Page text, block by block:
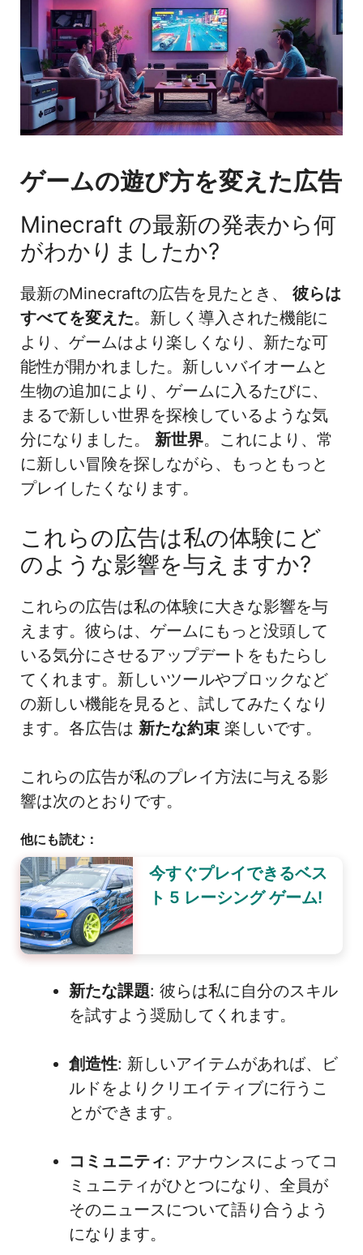
ゲームの遊び方を変えた広告
Minecraft の最新の発表から何
がわかりましたか?
最新のMinecraftの広告を見たとき、 彼らは
すべてを変えた。新しく導入された機能に
より、ゲームはより楽しくなり、新たな可
能性が開かれました。新しいバイオームと
生物の追加により、ゲームに入るたびに、
まるで新しい世界を探検しているような気
分になりました。 新世界。これにより、常
に新しい冒険を探しながら、もっともっと
プレイしたくなります。
これらの広告は私の体験にど
のような影響を与えますか?
これらの広告は私の体験に大きな影響を与
えます。彼らは、ゲームにもっと没頭して
いる気分にさせるアップデートをもたらし
てくれます。新しいツールやブロックなど
の新しい機能を見ると、試してみたくなり
ます。各広告は 新たな約束 楽しいです。
これらの広告が私のプレイ方法に与える影
響は次のとおりです。
他にも読む：
今すぐプレイできるベス
ト 5 レーシング ゲーム!
新たな課題: 彼らは私に自分のスキル
を試すよう奨励してくれます。
創造性: 新しいアイテムがあれば、ビ
ルドをよりクリエイティブに行うこ
とができます。
コミュニティ: アナウンスによってコ
ミュニティがひとつになり、全員が
そのニュースについて語り合うよう
になります。